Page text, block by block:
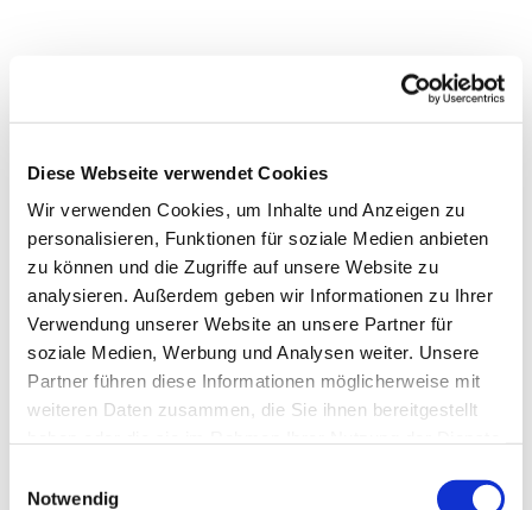
Diese Webseite verwendet Cookies
Wir verwenden Cookies, um Inhalte und Anzeigen zu
personalisieren, Funktionen für soziale Medien anbieten
zu können und die Zugriffe auf unsere Website zu
analysieren. Außerdem geben wir Informationen zu Ihrer
Verwendung unserer Website an unsere Partner für
soziale Medien, Werbung und Analysen weiter. Unsere
Partner führen diese Informationen möglicherweise mit
weiteren Daten zusammen, die Sie ihnen bereitgestellt
Notwendig